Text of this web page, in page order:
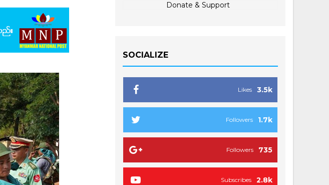
Donate & Support
SOCIALIZE
3.5k
Likes
1.7k
Followers
735
Followers
2.8k
Subscribes